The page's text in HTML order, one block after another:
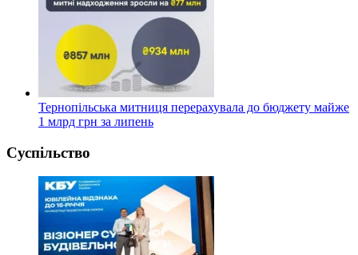
Тернопільська митниця перерахувала до бюджету майже
1 млрд грн за липень
Суспільство